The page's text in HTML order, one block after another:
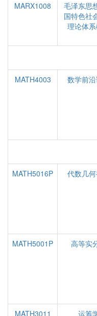
MARX1008
毛泽东思
国特色社
理论体
MATH4003 数学前
MATH5016P 代数几
MATH5001P
高等实
MATH3011
运筹